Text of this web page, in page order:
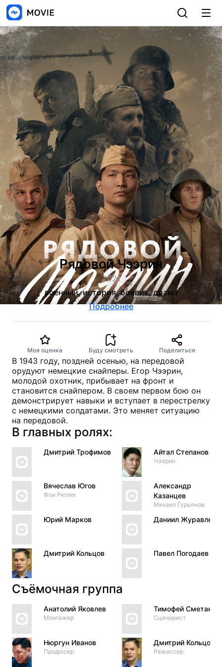
Рядовой Чээрин
2021
военный, история, боевик, драма
Подробнее
Моя оценка Буду смотреть Поделиться
В 1943 году, поздней осенью, на передовой
орудуют немецкие снайперы. Егор Чээрин,
молодой охотник, прибывает на фронт и
становится снайпером. В своем первом бою он
демонстрирует навыки и вступает в перестрелку
с немецкими солдатами. Это меняет ситуацию
на передовой.
В главных ролях:
Дмитрий Трофимов
Вячеслав Югов
Фон Рюлих
Юрий Марков
Дмитрий Кольцов
Айтал Степанов
Чээрин
Александр
Казанцев
Михаил Гурьянов
Даниил Журавлев
Павел Погодаев
Съёмочная группа
Анатолий Яковлев
Монтажер
Нюргун Иванов
Продюсер
Тимофей Сметанин
Сценарист
Дмитрий Кольцов
Режиссер